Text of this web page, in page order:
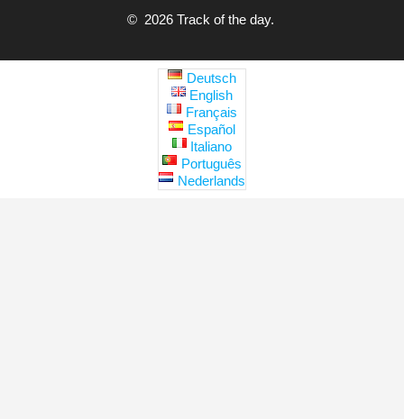
© 2026 Track of the day.
Deutsch
English
Français
Español
Italiano
Português
Nederlands